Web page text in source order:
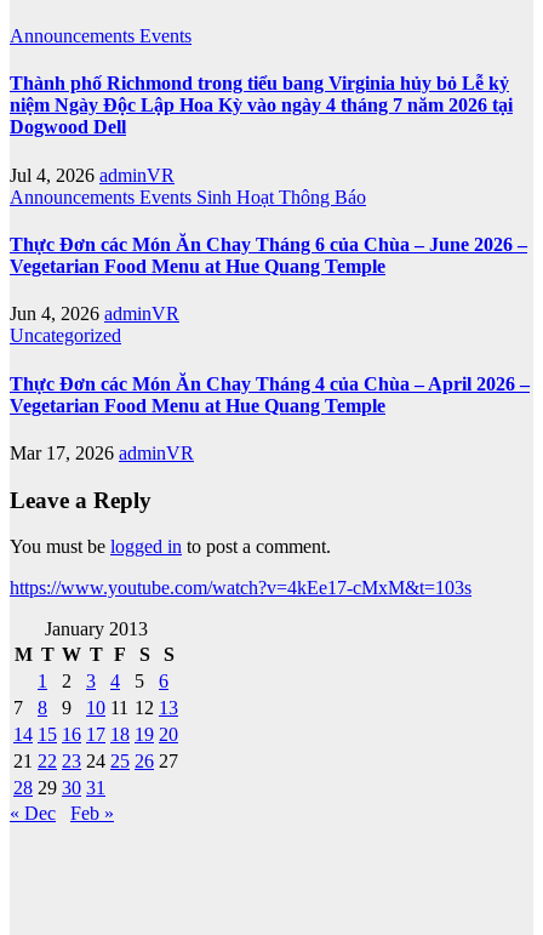
Announcements Events
Thành phố Richmond trong tiểu bang Virginia hủy bỏ Lễ kỷ
niệm Ngày Độc Lập Hoa Kỳ vào ngày 4 tháng 7 năm 2026 tại
Dogwood Dell
Jul 4, 2026 adminVR
Announcements Events Sinh Hoạt Thông Báo
Thực Đơn các Món Ăn Chay Tháng 6 của Chùa – June 2026 –
Vegetarian Food Menu at Hue Quang Temple
Jun 4, 2026 adminVR
Uncategorized
Thực Đơn các Món Ăn Chay Tháng 4 của Chùa – April 2026 –
Vegetarian Food Menu at Hue Quang Temple
Mar 17, 2026 adminVR
Leave a Reply
You must be logged in to post a comment.
https://www.youtube.com/watch?v=4kEe17-cMxM&t=103s
January 2013
M T W T F S
S
1
2 3 4 5
6
7
8 9 10 11 12 13
14 15 16 17 18 19 20
21 22 23 24 25 26 27
28 29 30 31
« Dec
Feb »